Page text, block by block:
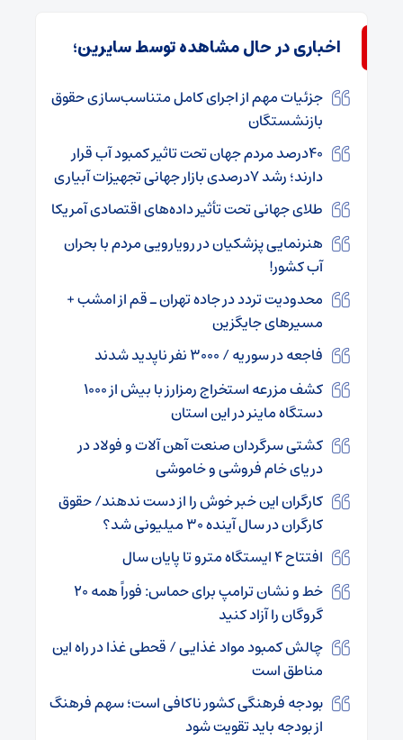
اخباری در حال مشاهده توسط سایرین؛
جزئیات مهم از اجرای کامل متناسب‌سازی حقوق
بازنشستگان
۴۰درصد مردم جهان تحت تاثیر کمبود آب قرار
دارند؛ رشد ۷درصدی بازار جهانی تجهیزات آبیاری
طلای جهانی تحت تأثیر داده‌های اقتصادی آمریکا
هنرنمایی پزشکیان در رویارویی مردم با بحران
آب کشور!
محدودیت‌ تردد در جاده‌ تهران ـ قم از امشب +
مسیرهای جایگزین
فاجعه در سوریه / ۳۰۰۰ نفر ناپدید شدند
کشف مزرعه استخراج رمزارز با بیش از ۱۰۰۰
دستگاه ماینر در این استان
کشتی سرگردان صنعت آهن آلات و فولاد در
دریای خام‌ فروشی و خاموشی
کارگران این خبر خوش را از دست ندهند/ حقوق
کارگران در سال آینده ۳۰ میلیونی شد؟
افتتاح ۴ ایستگاه مترو تا پایان سال
خط و نشان ترامپ برای حماس: فوراً همه ۲۰
گروگان را آزاد کنید
چالش کمبود مواد غذایی / قحطی غذا در راه این
مناطق است
بودجه فرهنگی کشور ناکافی است؛ سهم فرهنگ
از بودجه باید تقویت شود